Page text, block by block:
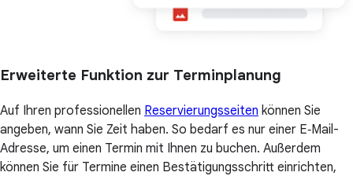
Erweiterte Funktion zur Terminplanung
Auf Ihren professionellen Reservierungsseiten können Sie
angeben, wann Sie Zeit haben. So bedarf es nur einer E‑Mail-
Adresse, um einen Termin mit Ihnen zu buchen. Außerdem
können Sie für Termine einen Bestätigungsschritt einrichten,